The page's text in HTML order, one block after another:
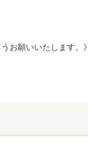
お願いいたします。》